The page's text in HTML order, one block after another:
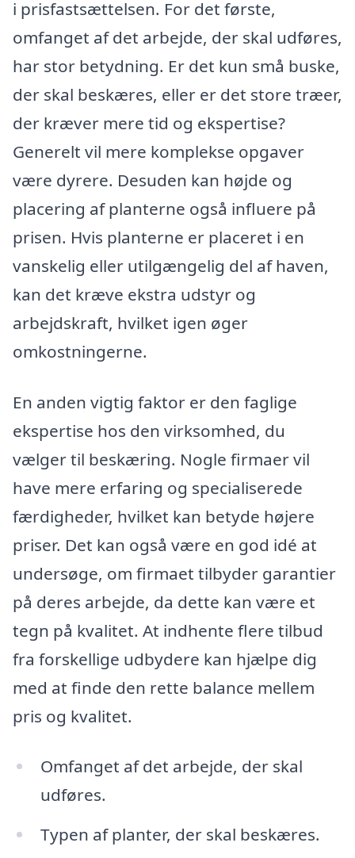
i prisfastsættelsen. For det første,
omfanget af det arbejde, der skal udføres,
har stor betydning. Er det kun små buske,
der skal beskæres, eller er det store træer,
der kræver mere tid og ekspertise?
Generelt vil mere komplekse opgaver
være dyrere. Desuden kan højde og
placering af planterne også influere på
prisen. Hvis planterne er placeret i en
vanskelig eller utilgængelig del af haven,
kan det kræve ekstra udstyr og
arbejdskraft, hvilket igen øger
omkostningerne.
En anden vigtig faktor er den faglige
ekspertise hos den virksomhed, du
vælger til beskæring. Nogle firmaer vil
have mere erfaring og specialiserede
færdigheder, hvilket kan betyde højere
priser. Det kan også være en god idé at
undersøge, om firmaet tilbyder garantier
på deres arbejde, da dette kan være et
tegn på kvalitet. At indhente flere tilbud
fra forskellige udbydere kan hjælpe dig
med at finde den rette balance mellem
pris og kvalitet.
Omfanget af det arbejde, der skal
udføres.
Typen af planter, der skal beskæres.